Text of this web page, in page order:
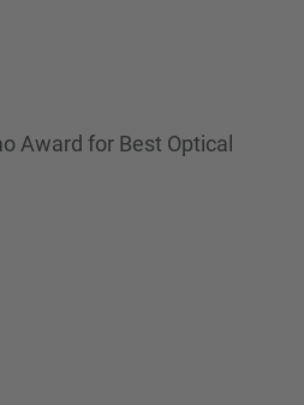
Award for Best Optical